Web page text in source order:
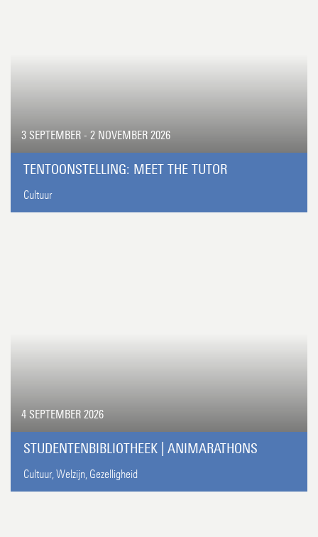
3 SEPTEMBER - 2 NOVEMBER 2026
TENTOONSTELLING: MEET THE TUTOR
Cultuur
4 SEPTEMBER 2026
STUDENTENBIBLIOTHEEK | ANIMARATHONS
Cultuur,Welzijn, Gezelligheid